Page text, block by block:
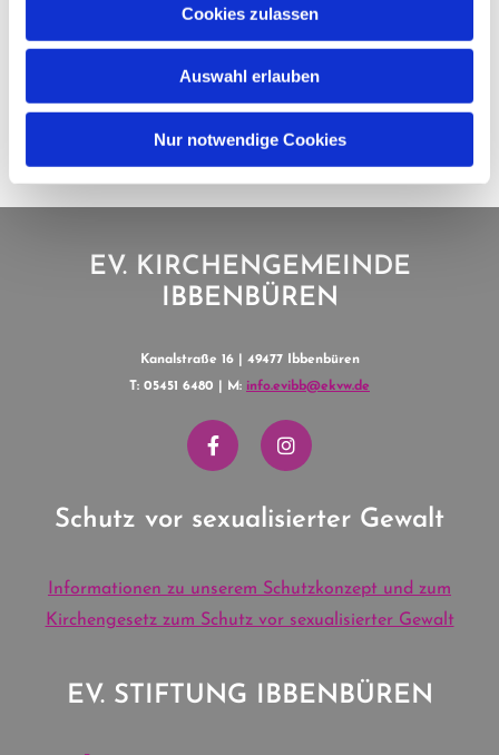
Cookies zulassen
Auswahl erlauben
Nur notwendige Cookies
EV. KIRCHENGEMEINDE
IBBENBÜREN
Kanalstraße 16 | 49477 Ibbenbüren
T: 05451 6480 | M: info.evibb@ekvw.de
Schutz vor sexualisierter Gewalt
Informationen zu unserem Schutzkonzept und zum
Kirchengesetz zum Schutz vor sexualisierter Gewalt
EV. STIFTUNG IBBENBÜREN